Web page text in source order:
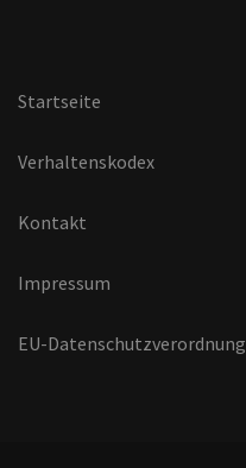
Startseite
Verhaltenskodex
Kontakt
Impressum
EU-Datenschutzverordnung